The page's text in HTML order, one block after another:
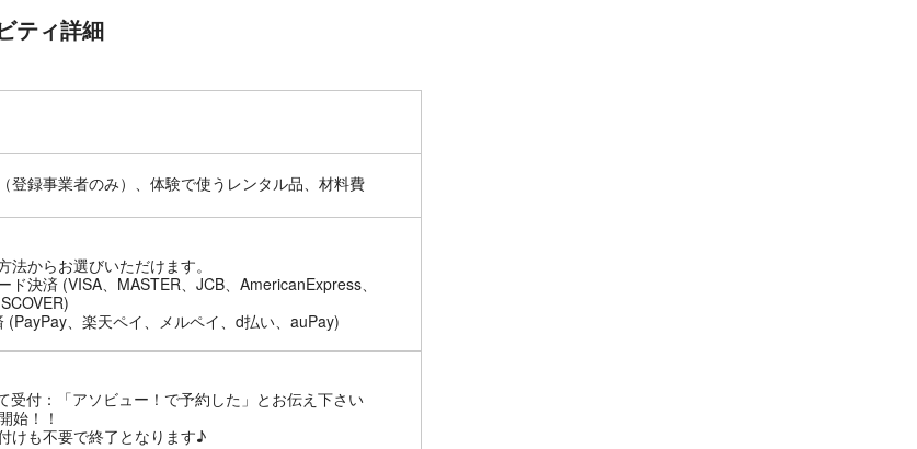
ティ詳細
登録事業者のみ）、体験で使うレンタル品、材料費
法からお選びいただけます。
ド決済 (VISA、MASTER、JCB、AmericanExpress、
(PayPay、楽天ペイ、メルペイ、d払い、auPay)
受付：「アソビュー！で予約した」とお伝え下さい
始！！
けも不要で終了となります♪